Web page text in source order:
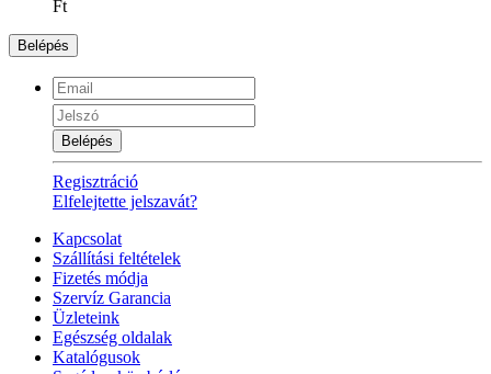
Ft
Belépés
Belépés
Regisztráció
Elfelejtette jelszavát?
Kapcsolat
Szállítási feltételek
Fizetés módja
Szervíz Garancia
Üzleteink
Egészség oldalak
Katalógusok